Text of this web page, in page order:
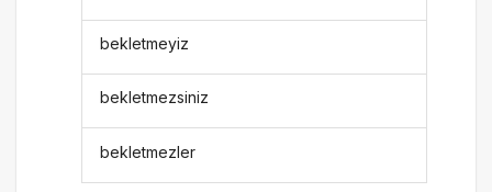
bekletmeyiz
bekletmezsiniz
bekletmezler